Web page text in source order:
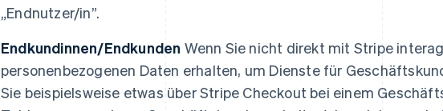
„Endnutzer/in”.
Endkundinnen/Endkunden Wenn Sie nicht direkt mit Stripe
personenbezogenen Daten erhalten, um Dienste für
Sie beispielsweise etwas über Stripe Checkout bei einem